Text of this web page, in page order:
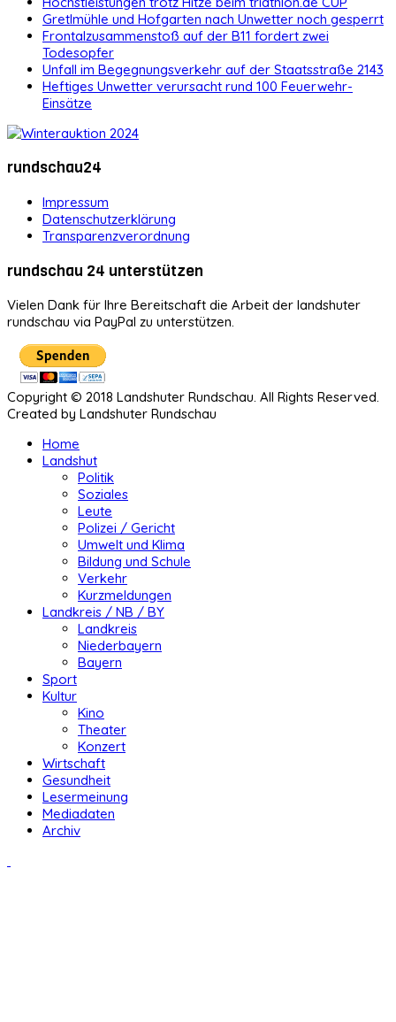
Gretlmühle und Hofgarten nach Unwetter noch gesperrt
Frontalzusammenstoß auf der B11 fordert zwei
Todesopfer
Unfall im Begegnungsverkehr auf der Staatsstraße 2143
Heftiges Unwetter verursacht rund 100 Feuerwehr-
Einsätze
rundschau24
Impressum
Datenschutzerklärung
Transparenzverordnung
rundschau 24 unterstützen
Vielen Dank für Ihre Bereitschaft die Arbeit der landshuter
rundschau via PayPal zu unterstützen.
Copyright © 2018 Landshuter Rundschau. All Rights Reserved.
Created by Landshuter Rundschau
Home
Landshut
Politik
Soziales
Leute
Polizei / Gericht
Umwelt und Klima
Bildung und Schule
Verkehr
Kurzmeldungen
Landkreis / NB / BY
Landkreis
Niederbayern
Bayern
Sport
Kultur
Kino
Theater
Konzert
Wirtschaft
Gesundheit
Lesermeinung
Mediadaten
Archiv